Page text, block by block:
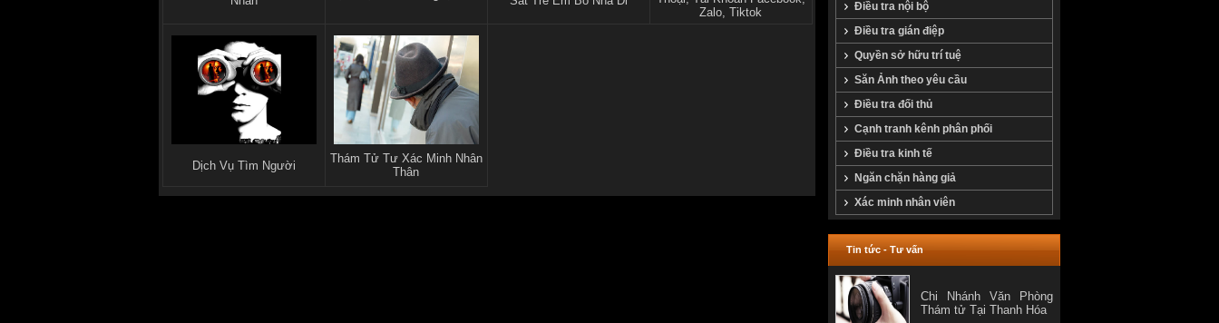
Zalo, Tiktok
Dịch Vụ Tìm Người
Thám Tử Tư Xác Minh Nhân
Thân
Điều tra nội bộ
Điều tra gián điệp
Quyền sở hữu trí tuệ
Săn Ảnh theo yêu cầu
Điều tra đối thủ
Cạnh tranh kênh phân phối
Điều tra kinh tế
Ngăn chặn hàng giả
Xác minh nhân viên
Tin tức - Tư vấn
Chi Nhánh Văn Phòng
Thám tử Tại Thanh Hóa